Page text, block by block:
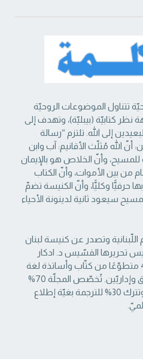
تتناول الموضوعات الروحيّة
نظر كتابيّة (بيبليّة)، وتهدف إلى
إلى الله. تلتزم “رسالة
أنّ الله مُثلّث الأقانيم: آب وابن
وأنّ الخلاص هو بالإيمان
من بين الأموات، وأنّ الكتاب
حرفيًّا وكليًّا، وأنّ الكنيسة تضمّ
‏سيعود ثانية لدينونة الأحياء
وتصدر عن كنيسة لبنان
تحريرها القسّيس د. ادكار
طرابلسي، ويُعاونه فريق من 40 متطوّعًا من كتّاب وأساتذة لغة
‏وإخراج ومصوّرين وفريق تسويق وإداريّين. تُخصّص المجلّة 70%
من مقالاتها للكتّاب الوطنيّين ‏وتترك 30% للترجمة بغيّة إطلاع